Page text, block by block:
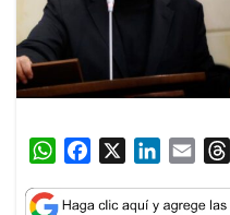
W
a
c
n
a